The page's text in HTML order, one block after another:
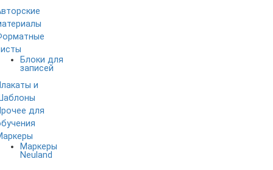
Блоки для
записей
и
для
Маркеры
Neuland